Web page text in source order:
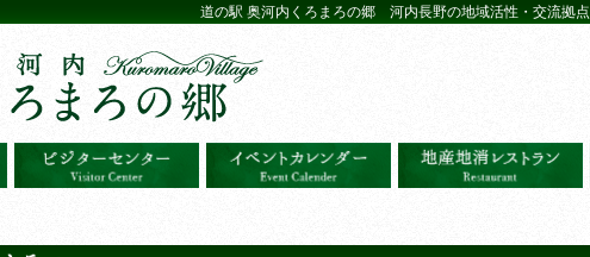
道の駅 奥河内くろまろの郷 河内長野の地域活性・交流拠点